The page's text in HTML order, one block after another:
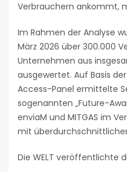
Verbrauchern ankommt,
Im Rahmen der Analyse
März 2026 über 300.000
Unternehmen aus
ausgewertet. Auf Basis
Access-Panel ermittelte
sogenannten „Future-
enviaM und MITGAS im
mit
Die WELT veröffentlichte